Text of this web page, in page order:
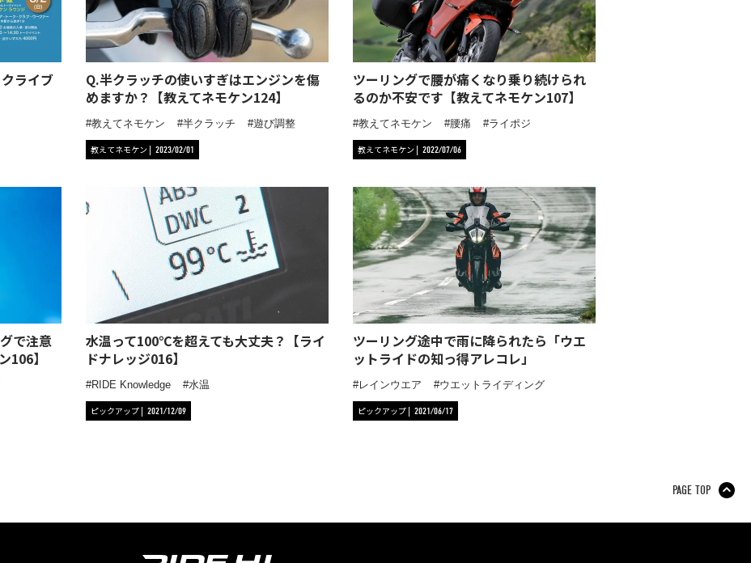
ライブ
Q.半クラッチの使いすぎはエンジンを傷
めますか？【教えてネモケン124】
教えてネモケン 半クラッチ 遊び調整
教えてネモケン 2023/02/01
ツーリングで腰が痛くなり乗り続けられ
るのか不安です【教えてネモケン107】
教えてネモケン 腰痛 ライポジ
教えてネモケン 2022/07/06
で注意
106】
水温って100℃を超えても大丈夫？【ライ
ドナレッジ016】
RIDE Knowledge 水温
ピックアップ 2021/12/09
ツーリング途中で雨に降られたら「ウエ
ットライドの知っ得アレコレ」
レインウエア ウエットライディング
ピックアップ 2021/06/17
PAGE TOP